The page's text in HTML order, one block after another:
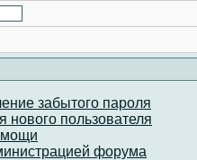
забытого пароля
нового пользователя
форума